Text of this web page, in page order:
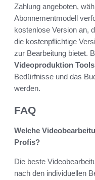
Zahlung angeboten,
Abonnementmodell
kostenlose Version an,
die kostenpflichtige
zur Bearbeitung bietet.
Videoproduktion Tools
Bedürfnisse und das
werden.
FAQ
Welche
Profis?
Die beste
nach den individuellen